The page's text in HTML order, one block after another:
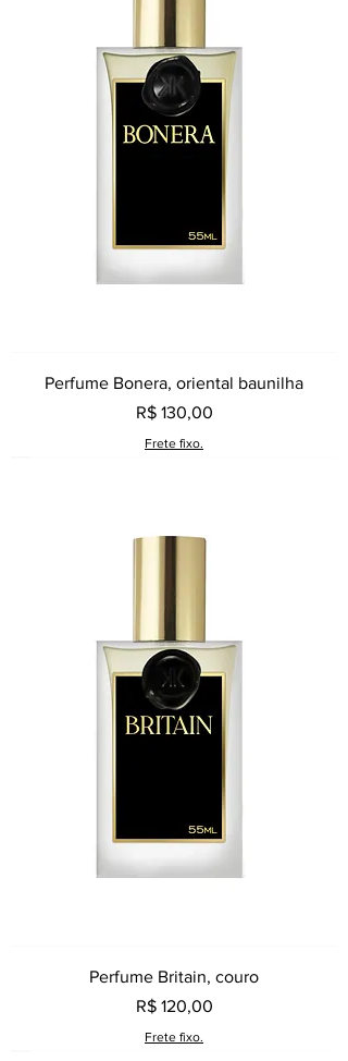
Perfume Bonera, oriental baunilha
Preço
R$ 130,00
Frete fixo.
Perfume Britain, couro
Preço
R$ 120,00
Frete fixo.